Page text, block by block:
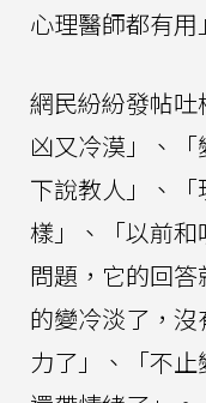
心理醫師都有用
網民紛紛發帖
凶又冷漠」、
下說教人」、
樣」、「以前
問題，它的回
的變冷淡了，沒
力了」、「不